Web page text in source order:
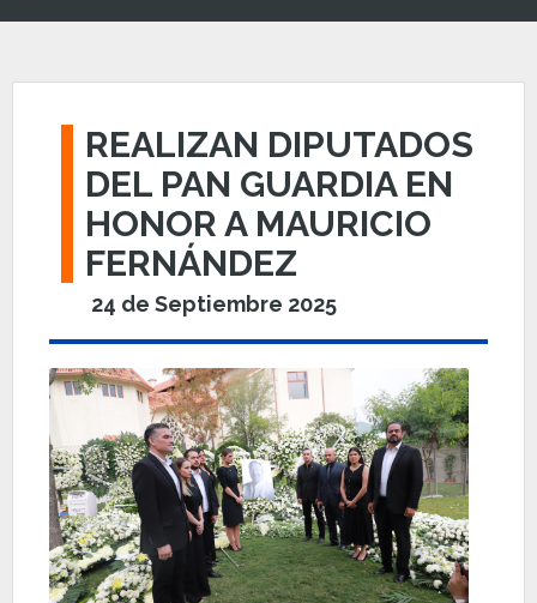
REALIZAN DIPUTADOS
DEL PAN GUARDIA EN
HONOR A MAURICIO
FERNÁNDEZ
24 de Septiembre 2025